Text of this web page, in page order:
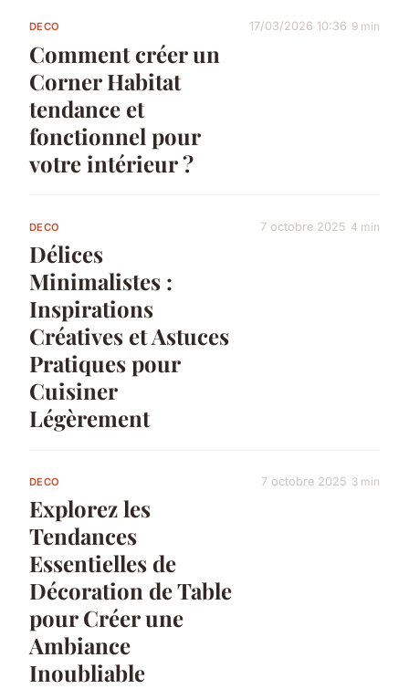
DECO
Comment créer un
Corner Habitat
tendance et
fonctionnel pour
votre intérieur ?
17/03/2026 10:36 9 min
DECO
Délices
Minimalistes :
Inspirations
Créatives et Astuces
Pratiques pour
Cuisiner
Légèrement
7 octobre 2025 4 min
DECO
Explorez les
Tendances
Essentielles de
Décoration de Table
pour Créer une
Ambiance
Inoubliable
7 octobre 2025 3 min